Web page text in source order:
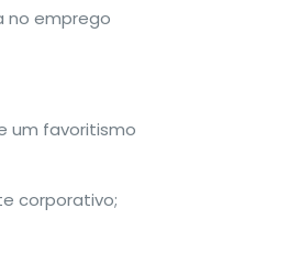
no emprego
um favoritismo
corporativo;